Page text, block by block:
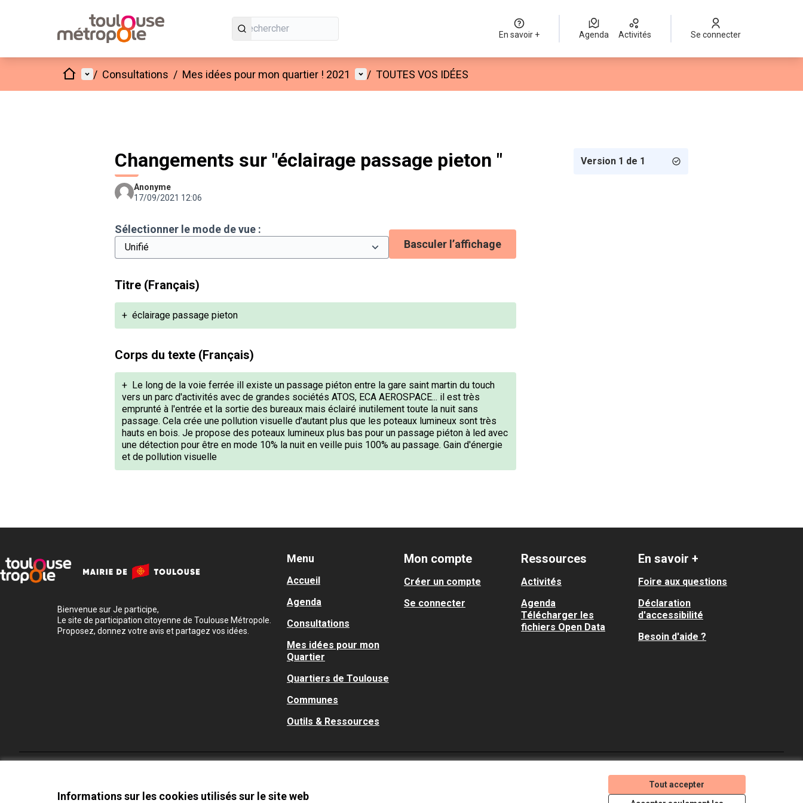
Informations sur les cookies utilisés sur le site web
Tout accepter
En savoir + Agenda Activités Se connecter
AccueilMenu principal
/ Consultations / Mes idées pour mon quartier ! 2021 Menu utilisateur
/ TOUTES VOS IDÉES
Changements sur "éclairage passage pieton "
Anonyme
17/09/2021 12:06
Sélectionner le mode de vue :
Basculer l’affichage
Titre (Français)
+ éclairage passage pieton
Corps du texte (Français)
+ Le long de la voie ferrée ill existe un passage piéton entre la gare saint martin du touch
vers un parc d'activités avec de grandes sociétés ATOS, ECA AEROSPACE... il est très
emprunté à l'entrée et la sortie des bureaux mais éclairé inutilement toute la nuit sans
passage. Cela crée une pollution visuelle d'autant plus que les poteaux lumineux sont très
hauts en bois. Je propose des poteaux lumineux plus bas pour un passage piéton à led avec
une détection pour être en mode 10% la nuit en veille puis 100% au passage. Gain d'énergie
et de pollution visuelle
Version 1 de 1
Bienvenue sur Je participe,
Le site de participation citoyenne de Toulouse Métropole.
Proposez, donnez votre avis et partagez vos idées.
Menu
Accueil
Agenda
Consultations
Mes idées pour mon
Quartier
Quartiers de Toulouse
Communes
Outils & Ressources
Mon compte
Créer un compte
Se connecter
Ressources
Activités
Agenda
Télécharger les
fichiers Open Data
En savoir +
Foire aux questions
Déclaration
d'accessibilité
Besoin d'aide ?
(Lien externe)
(Lien externe)
(Lien externe)